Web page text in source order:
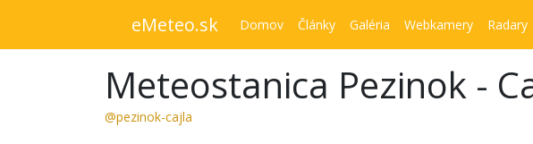
eMeteo.sk Domov Články Galéria Webkamery Radary
Meteostanica Pezinok -
@pezinok-cajla